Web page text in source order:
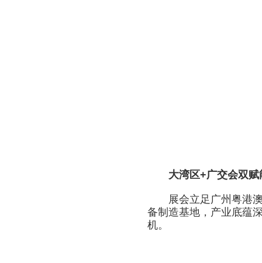
大湾区+广交会双赋
展会立足广州粤港澳
备制造基地，产业底蕴
机。